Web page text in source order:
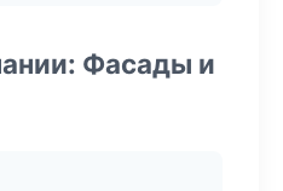
Фасады и